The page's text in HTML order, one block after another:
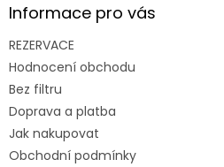
Informace pro vás
REZERVACE
Hodnocení obchodu
Bez filtru
Doprava a platba
Jak nakupovat
Obchodní podmínky